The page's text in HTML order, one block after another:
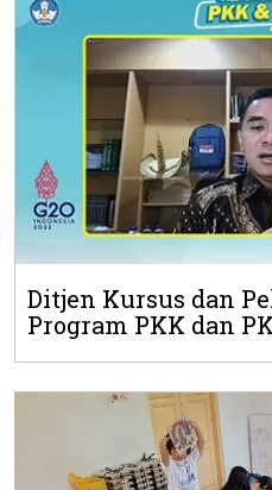
Ditjen Kursus dan
Program PKK dan